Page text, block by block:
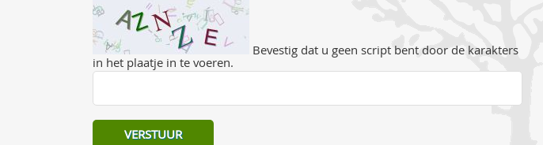
Bevestig dat u geen script bent door de karakters
in het plaatje in te voeren.